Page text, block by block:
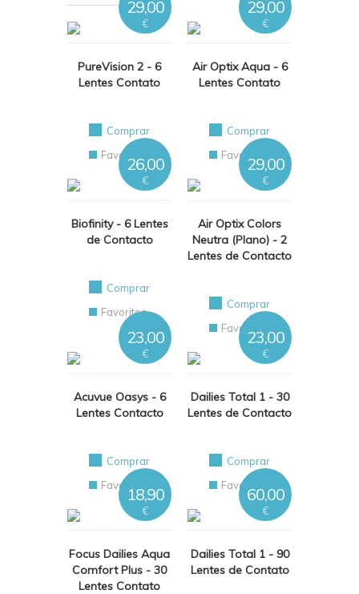
PureVision 2 - 6
Lentes Contato
29,00
€
Comprar
Favoritos
Air Optix Aqua - 6
Lentes Contato
29,00
€
Comprar
Favoritos
Biofinity - 6 Lentes
de Contacto
26,00
€
Comprar
Favoritos
Air Optix Colors
Neutra (Plano) - 2
Lentes de Contacto
29,00
€
Comprar
Favoritos
Acuvue Oasys - 6
Lentes Contacto
23,00
€
Comprar
Favoritos
Dailies Total 1 - 30
Lentes de Contacto
23,00
€
Comprar
Favoritos
Focus Dailies Aqua
Comfort Plus - 30
Lentes Contato
18,90
€
Dailies Total 1 - 90
Lentes de Contato
60,00
€